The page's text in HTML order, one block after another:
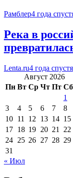
Рамблер4 года
Река в
Lenta.ru4 года спустя
Август 2026
Пн Вт Ср Чт Пт Сб
1
3
4 5 6 7 8
10 11 12 13 14 15
17 18 19 20 21 22
24 25 26 27 28 29
31
« Июл